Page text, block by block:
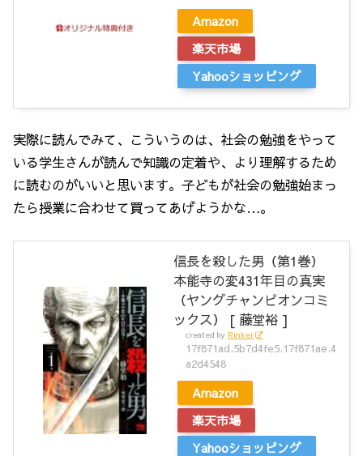
Amazon
楽天市場
Yahooショッピング
実際に読んでみて、こういうのは、社会の勉強をやって
いる学生さんが読んで知識の定着や、より理解するため
に読むのがいいと思います。子どもが社会の勉強始まっ
たら授業に合わせて買ってあげようかな…。
信長を殺した男（第1巻）
本能寺の変431年目の真実
（ヤングチャンピオンコミ
ックス） [ 藤堂裕 ]
created by Rinker
17f871ad.5b7d4fe5.17f871ae.4
a2d4548
Amazon
楽天市場
Yahooショッピング